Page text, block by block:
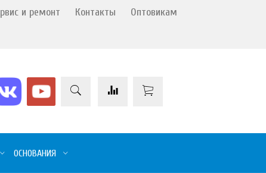
и ремонт Контакты
Оптовикам
ОСНОВАНИЯ